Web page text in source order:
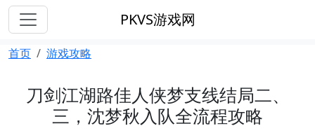
PKVS游戏网
首页 游戏攻略
刀剑江湖路佳人侠梦支线结局二、
三，沈梦秋入队全流程攻略